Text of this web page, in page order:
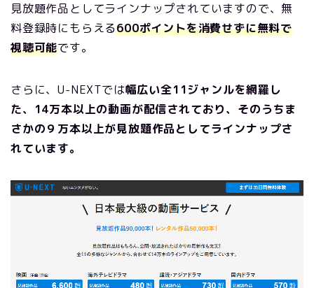
見放題作品としてラインナップされていますので、無
料登録時にもらえる600ポイントを消費せずに無料で
視聴可能です。
さらに、U-NEXTでは幅広い全11ジャンルを網羅し
た、14万本以上の動画が配信されており、そのうちま
さかの９万本以上が見放題作品としてラインナップさ
れています。